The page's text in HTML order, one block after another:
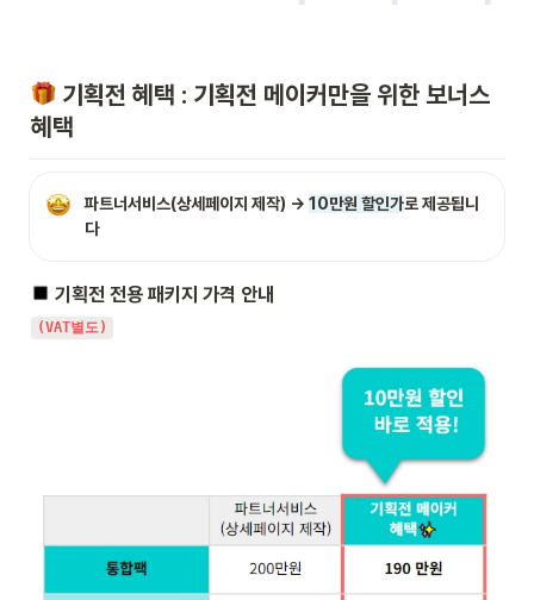
기획전 혜택 : 기획전 메이커만을 위한 보너스
혜택
파트너서비스(상세페이지 제작) → 10만원 할인가로 제공됩니
다
기획전 전용 패키지 가격 안내
(VAT별도)